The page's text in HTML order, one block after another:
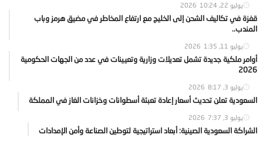
يوليو 22, 2026 10:24
قفزة في تكاليف الشحن إلى الخليج مع ارتفاع المخاطر في مضيق هرمز وباب
المندب..
يوليو 11, 2026 1:35
أوامر ملكية جديدة تشمل تعديلات وزارية وتعيينات في عدد من الجهات الحكومية
2026
يوليو 3, 2026 8:17
السعودية تعلن تحديث أسعار إعادة تعبئة أسطوانات وخزانات الغاز في المملكة
يوليو 3, 2026 7:37
الشراكة السعودية الصينية: أبعاد استراتيجية لتوطين الصناعة وأمن الإمدادات